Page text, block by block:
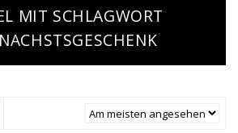
MIT SCHLAGWORT